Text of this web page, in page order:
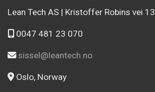
Lean Tech AS | Kristoffer Robins vei 13
0047 481 23 070
sissel@leantech.no
Oslo, Norway